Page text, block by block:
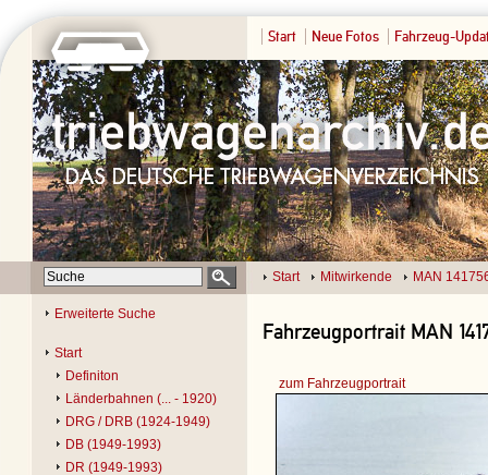
Start Neue Fotos Fahrzeug-
Start Mitwirkende MAN
Erweiterte Suche
Start
Definiton
Länderbahnen (... - 1920)
DRG / DRB (1924-1949)
DB (1949-1993)
DR (1949-1993)
Fahrzeugportrait MAN
zum Fahrzeugportrait